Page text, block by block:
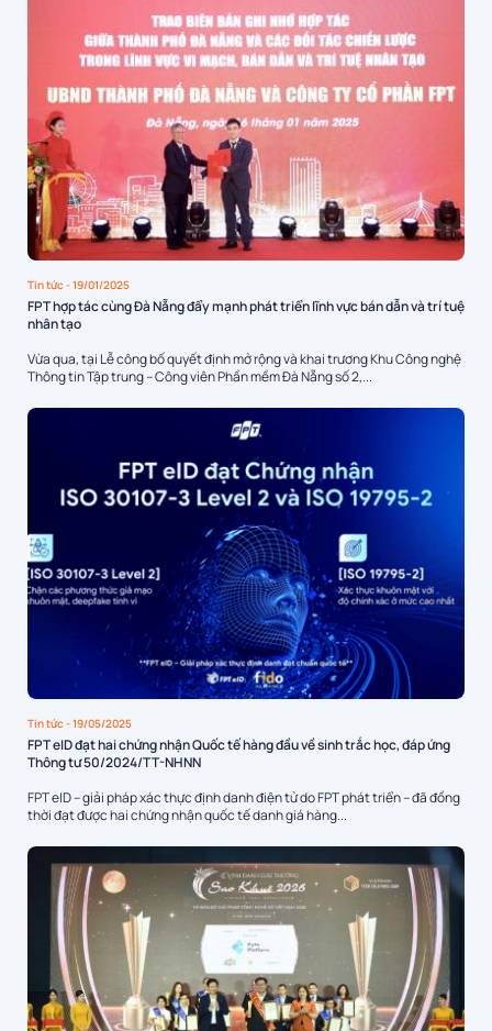
Tin tức- 19/01/2025
FPT hợp tác cùng Đà Nẵng đẩy mạnh phát triển lĩnh vực bán dẫn và trí tuệ
nhân tạo
Vừa qua, tại Lễ công bố quyết định mở rộng và khai trương Khu Công nghệ
Thông tin Tập trung – Công viên Phần mềm Đà Nẵng số 2,...
Tin tức- 19/05/2025
FPT eID đạt hai chứng nhận Quốc tế hàng đầu về sinh trắc học, đáp ứng
Thông tư 50/2024/TT-NHNN
FPT eID – giải pháp xác thực định danh điện tử do FPT phát triển – đã đồng
thời đạt được hai chứng nhận quốc tế danh giá hàng...